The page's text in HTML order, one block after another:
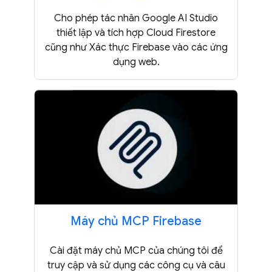
Cho phép tác nhân Google AI Studio
thiết lập và tích hợp Cloud Firestore
cũng như Xác thực Firebase vào các ứng
dụng web.
Máy chủ MCP Firebase
Cài đặt máy chủ MCP của chúng tôi để
truy cập và sử dụng các công cụ và câu